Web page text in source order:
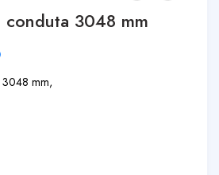
3048 mm
3048 mm,